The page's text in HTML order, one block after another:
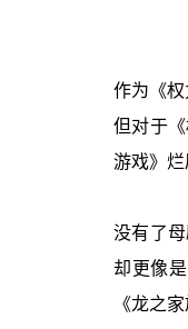
作为《
但对于
游戏》烂
没有了
却更像
《龙之